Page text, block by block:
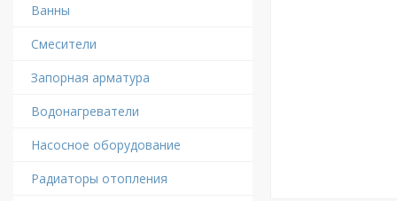
Ванны
Смесители
Запорная арматура
Водонагреватели
Насосное оборудование
Радиаторы отопления